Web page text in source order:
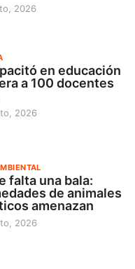
2026
en educación
a 100 docentes
2026
falta una bala:
de animales
amenazan
2026